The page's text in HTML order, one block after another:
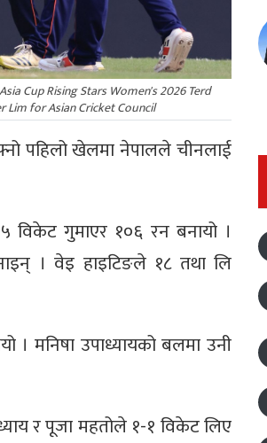
Cup Rising Stars Women's 2026 Terd
Lim for Asian Cricket Council
पहिलो खेलमा नेपालले चीनलाई
गुमाएर १०६ रन बनायो ।
। वेइ हाइटिङले १८ तथा लि
मनिषा उपाध्यायको बलमा उनी
र पूजा महतोले १-१ विकेट लिए